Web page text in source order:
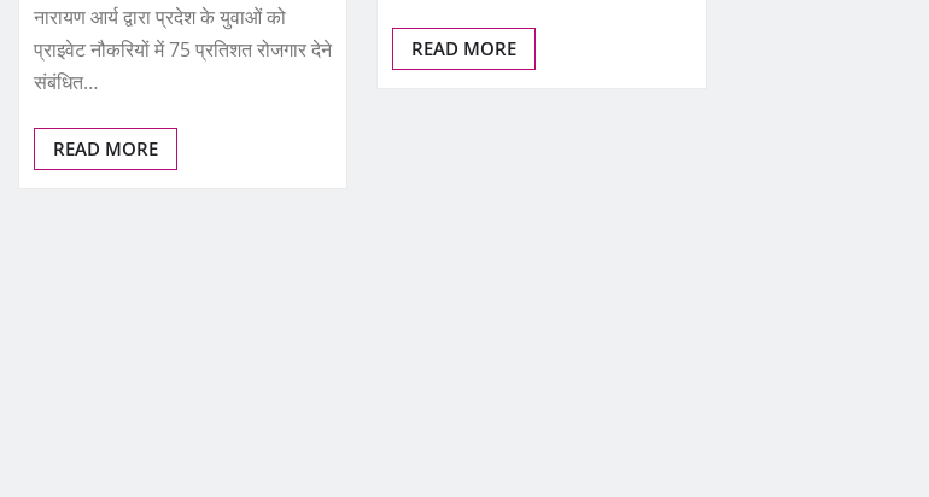
नारायण आर्य द्वारा प्रदेश के युवाओं को
प्राइवेट नौकरियों में 75 प्रतिशत रोजगार देने
संबंधित…
READ MORE
READ MORE